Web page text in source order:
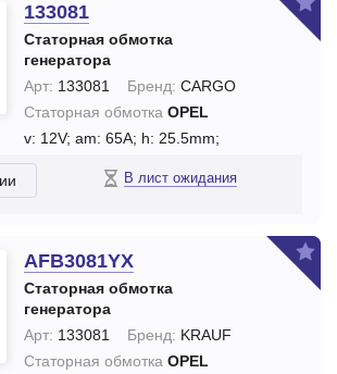
133081
Статорная обмотка
генератора
Арт: 133081 Бренд: CARGO
Статорная обмотка OPEL
v: 12V; am: 65A; h: 25.5mm;
В лист ожидания
AFB3081YX
Статорная обмотка
генератора
Арт: 133081 Бренд: KRAUF
Статорная обмотка OPEL